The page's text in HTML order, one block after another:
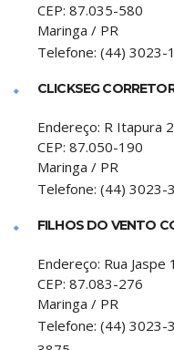
CEP: 87.035-580
Maringa / PR
Telefone: (44) 3023-
CLICKSEG
Endereço: R Itapura
CEP: 87.050-190
Maringa / PR
Telefone: (44) 3023-
FILHOS DO VENTO
Endereço: Rua Jaspe
CEP: 87.083-276
Maringa / PR
Telefone: (44) 3023-